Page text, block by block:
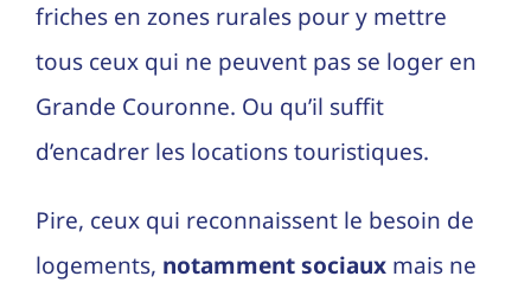
friches en zones rurales pour y mettre
tous ceux qui ne peuvent pas se loger en
Grande Couronne. Ou qu’il suffit
d’encadrer les locations touristiques.
Pire, ceux qui reconnaissent le besoin de
logements, notamment sociauxmais ne